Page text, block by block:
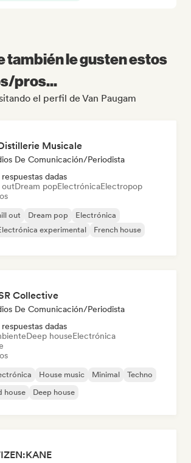
también le gusten estos
pros...
el perfil de Van Paugam
Musicale
De Comunicación/Periodista
dadas
outDream popElectrónicaElectropop
out Dream pop
Electrónica
experimental
French house
Collective
De Comunicación/Periodista
dadas
Deep houseElectrónica
House music Minimal
Techno
house Deep house